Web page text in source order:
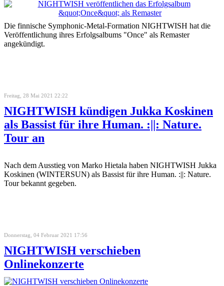
Die finnische Symphonic-Metal-Formation NIGHTWISH hat die
Veröffentlichung ihres Erfolgsalbums "Once" als Remaster
angekündigt.
Freitag, 28 Mai 2021 22:22
NIGHTWISH kündigen Jukka Koskinen
als Bassist für ihre Human. :||: Nature.
Tour an
Nach dem Ausstieg von Marko Hietala haben NIGHTWISH Jukka
Koskinen (WINTERSUN) als Bassist für ihre Human. :||: Nature.
Tour bekannt gegeben.
Donnerstag, 04 Februar 2021 17:56
NIGHTWISH verschieben
Onlinekonzerte